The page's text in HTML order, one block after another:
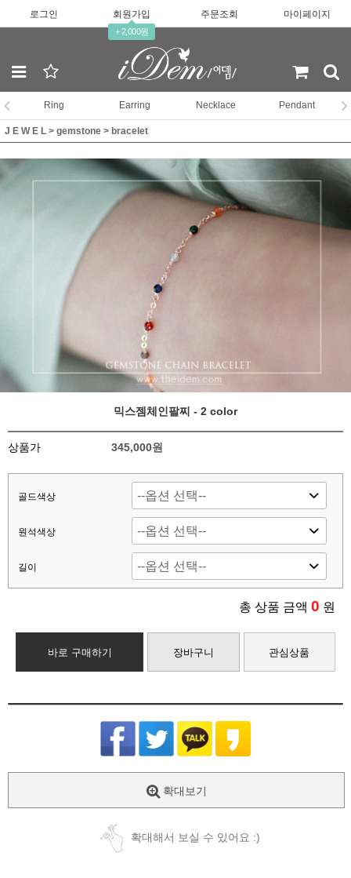
로그인 회원가입
+ 2,000원
주문조회 마이페이지
Ring Earring Necklace Pendant
J E W E L > gemstone > bracelet
믹스젬체인팔찌 - 2 color
상품가 345,000원
골드색상
원석색상
길이
총 상품 금액 0 원
바로 구매하기 장바구니 관심상품
확대보기
확대해서 보실 수 있어요 :)